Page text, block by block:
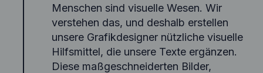
Menschen sind visuelle Wesen. Wir
verstehen das, und deshalb erstellen
unsere Grafikdesigner nützliche visuelle
Hilfsmittel, die unsere Texte ergänzen.
Diese maßgeschneiderten Bilder,